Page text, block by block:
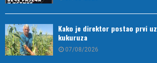
Kako je direktor postao prvi
kukuruza
07/08/2026